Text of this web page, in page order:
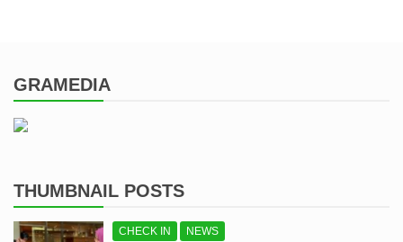
GRAMEDIA
THUMBNAIL POSTS
CHECK IN NEWS